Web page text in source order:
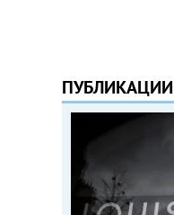
ПУБЛИКАЦИИ